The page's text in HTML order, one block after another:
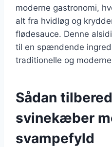
moderne gastronomi,
alt fra hvidløg og
flødesauce. Denne
til en spændende
traditionelle og
Sådan
svinekæber
svampefyld